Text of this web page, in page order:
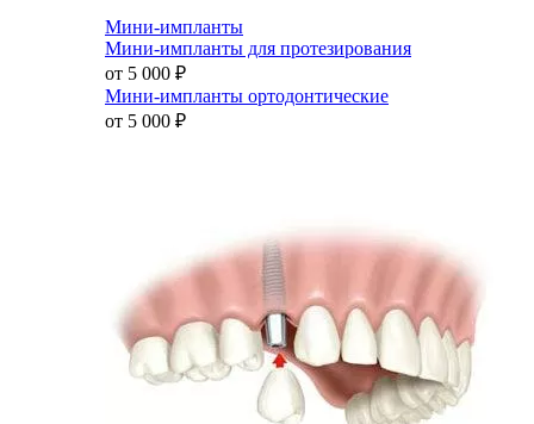
Мини-импланты
Мини-импланты для протезирования
от 5 000 ₽
Мини-импланты ортодонтические
от 5 000 ₽